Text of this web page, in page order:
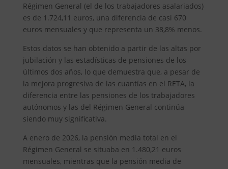
Régimen General (el de los trabajadores asalariados)
es de 1.724,11 euros, una diferencia de casi 670
euros mensuales y que representa un 38,8% menos.
Estos datos se han obtenido a partir de las altas por
jubilación y las estadísticas de pensiones de los
últimos dos años, lo que demuestra que, a pesar de
la mejora progresiva de las cuantías en el RETA, la
diferencia entre las pensiones de los trabajadores
autónomos y las del Régimen General continúa
siendo muy significativa.
A enero de 2026, la pensión media total en el
Régimen General se situaba en 1.480,21 euros
mensuales, mientras que la pensión media de